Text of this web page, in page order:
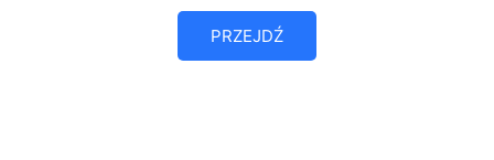
PRZEJDŹ